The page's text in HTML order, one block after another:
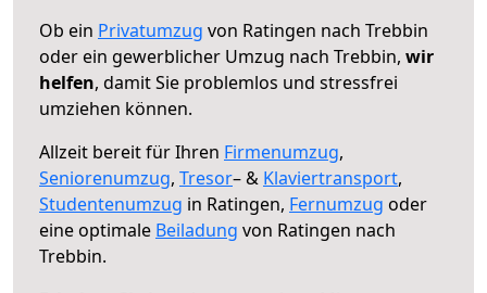
Ob ein Privatumzug von Ratingen nach Trebbin
oder ein gewerblicher Umzug nach Trebbin, wir
helfen, damit Sie problemlos und stressfrei
umziehen können.
Allzeit bereit für Ihren Firmenumzug,
Seniorenumzug, Tresor– & Klaviertransport,
Studentenumzug in Ratingen, Fernumzug oder
eine optimale Beiladung von Ratingen nach
Trebbin.